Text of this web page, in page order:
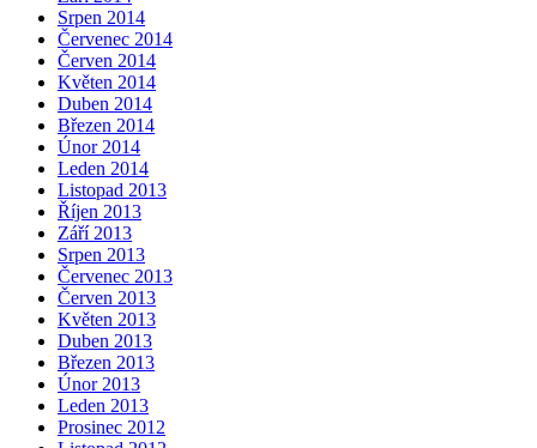
Srpen 2014
Červenec 2014
Červen 2014
Květen 2014
Duben 2014
Březen 2014
Únor 2014
Leden 2014
Listopad 2013
Říjen 2013
Září 2013
Srpen 2013
Červenec 2013
Červen 2013
Květen 2013
Duben 2013
Březen 2013
Únor 2013
Leden 2013
Prosinec 2012